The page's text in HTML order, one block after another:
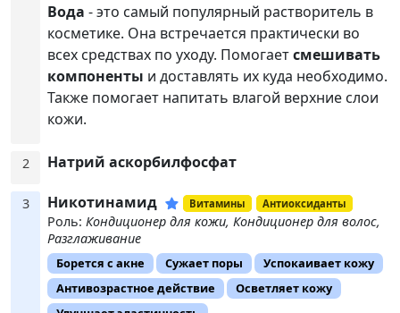
Вода - это самый популярный растворитель в
косметике. Она встречается практически во
всех средствах по уходу. Помогаетсмешивать
компоненты и доставлять их куда необходимо.
Также помогает напитать влагой верхние слои
кожи.
2 Натрий аскорбилфосфат
3 Никотинамид Витамины Антиоксиданты
Роль: Кондиционер для кожи, Кондиционер для волос,
Разглаживание
Борется с акне Сужает поры
Успокаивает кожу
Антивозрастное действие
Осветляет кожу